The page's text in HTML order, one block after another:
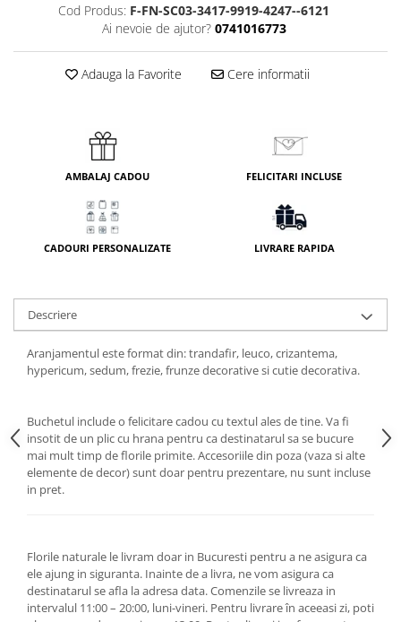
Cod Produs: F-FN-SC03-3417-9919-4247--6121
Ai nevoie de ajutor? 0741016773
Adauga la Favorite Cere informatii
AMBALAJ CADOU FELICITARI INCLUSE
CADOURI PERSONALIZATE LIVRARE RAPIDA
Descriere
Aranjamentul este format din: trandafir, leuco, crizantema,
hypericum, sedum, frezie, frunze decorative si cutie decorativa.
Buchetul include o felicitare cadou cu textul ales de tine. Va fi
insotit de un plic cu hrana pentru ca destinatarul sa se bucure
mai mult timp de florile primite. Accesoriile din poza (vaza si alte
elemente de decor) sunt doar pentru prezentare, nu sunt incluse
in pret.
Florile naturale le livram doar in Bucuresti pentru a ne asigura ca
ele ajung in siguranta. Inainte de a livra, ne vom asigura ca
destinatarul se afla la adresa data. Comenzile se livreaza in
intervalul 11:00 – 20:00, luni-vineri. Pentru livrare în aceeasi zi, poti